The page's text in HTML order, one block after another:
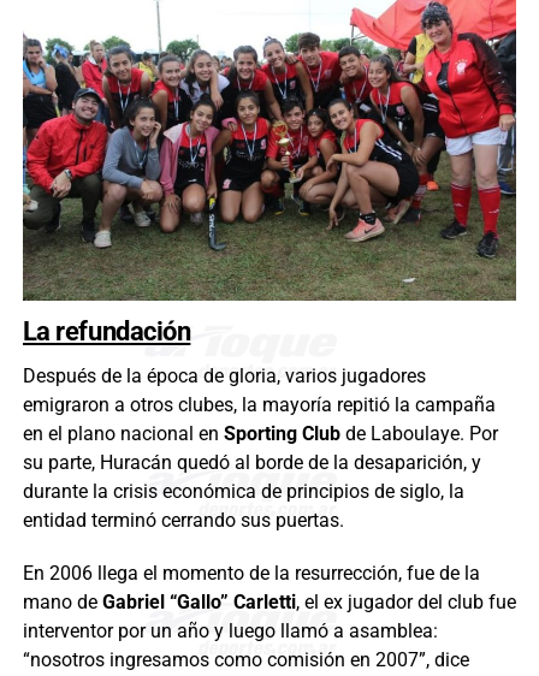
La refundación
Después de la época de gloria, varios jugadores
emigraron a otros clubes, la mayoría repitió la campaña
en el plano nacional en Sporting Clubde Laboulaye. Por
su parte, Huracán quedó al borde de la desaparición, y
durante la crisis económica de principios de siglo, la
entidad terminó cerrando sus puertas.
En 2006 llega el momento de la resurrección, fue de la
mano de Gabriel “Gallo” Carletti, el ex jugador del club fue
interventor por un año y luego llamó a asamblea:
“nosotros ingresamos como comisión en 2007”, dice